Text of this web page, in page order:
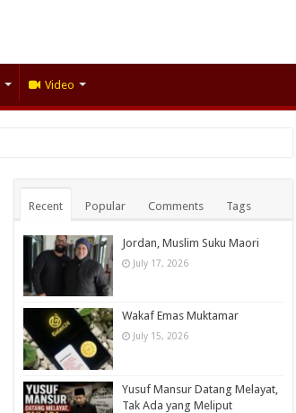
Video
Recent Popular Comments Tags
Jordan, Muslim Suku Maori
July 17, 2026
Wakaf Emas Muktamar
July 15, 2026
Yusuf Mansur Datang Melayat,
Tak Ada yang Meliput